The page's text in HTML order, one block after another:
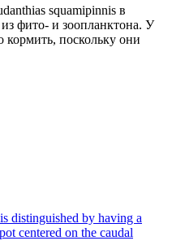
squamipinnis в
фито- и зоопланктона. У
поскольку они